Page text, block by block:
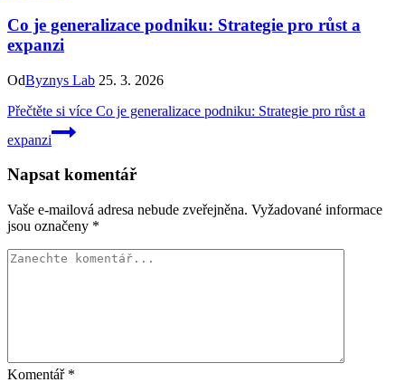
Co je generalizace podniku: Strategie pro růst a
expanzi
OdByznys Lab 25. 3. 2026
Přečtěte si více Co je generalizace podniku: Strategie pro růst a
expanzi
Napsat komentář
Vaše e-mailová adresa nebude zveřejněna. Vyžadované informace
jsou označeny *
Komentář *